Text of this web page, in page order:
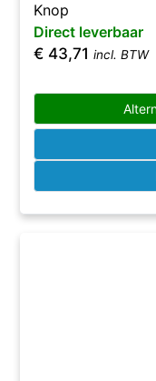
Knop
Direct leverbaar
€ 43,71 incl. BTW